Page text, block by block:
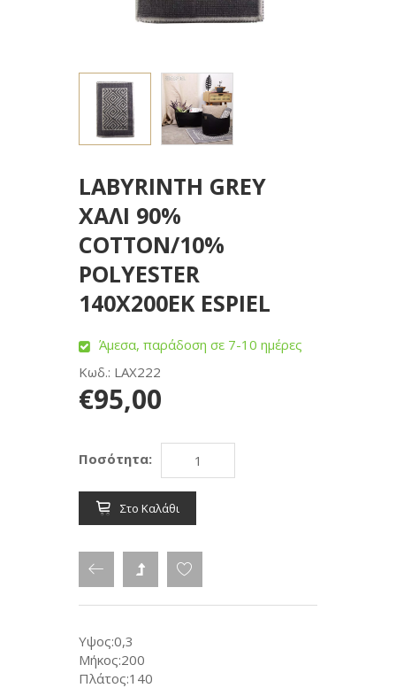
LABYRINTH GREY
ΧΑΛΙ 90%
COTTON/10%
POLYESTER
140Χ200ΕΚ ESPIEL
Άμεσα, παράδοση σε 7-10 ημέρες
Κωδ.: LAX222
€95,00
Ποσότητα:
Στο Καλάθι
Υψος:0,3
Μήκος:200
Πλάτος:140